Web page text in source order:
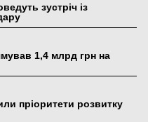
зустріч із
1,4 млрд грн на
пріоритети розвитку